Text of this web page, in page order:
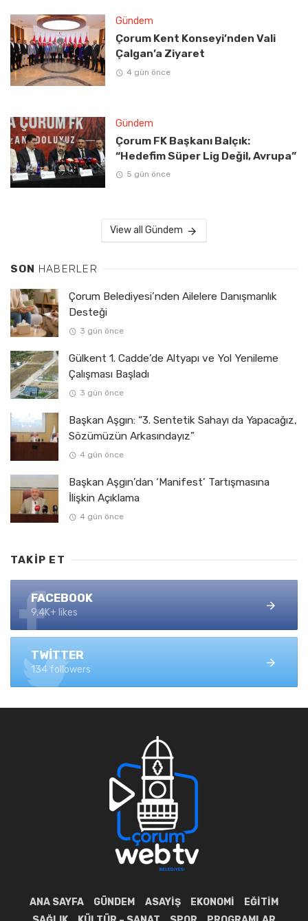
Gündem
Çorum Kent Konseyi’nden Vali
Çalgan’a Ziyaret
4 gün önce
Gündem
Çorum FK Başkanı Balçık:
“Hedefim Süper Lig Değil, Avrupa”
5 gün önce
View all Gündem
SON HABERLER
Çorum Belediyesi’nden Ailelere Danışmanlık
Desteği
3 gün önce
Gülkent 1. Cadde’de Altyapı ve Yol Yenileme
Çalışması Başladı
3 gün önce
Başkan Aşgın: “3. Sentetik Sahayı da Yapacağız,
Sözümüzün Arkasındayız”
4 gün önce
Başkan Aşgın’dan ‘Manifest’ Tartışmasına
İlişkin Açıklama
4 gün önce
TAKIP ET
FACEBOOK
9.4K+ likes
TWITTER
134 followers
ANA SAYFA GÜNDEM ASAYIŞ EKONOMI
EĞITIM